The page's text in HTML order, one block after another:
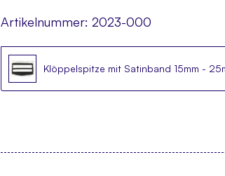
Artikelnummer: 2023-000
Klöppelspitze mit Satinband 15mm -